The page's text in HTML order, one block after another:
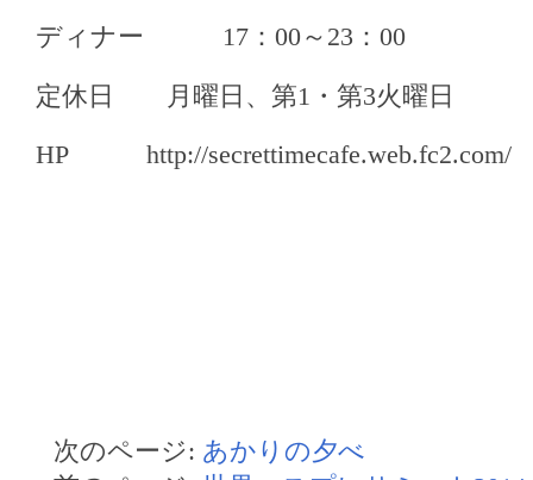
ディナー 17：00～23：00
定休日 月曜日、第1・第3火曜日
HP http://secrettimecafe.web.fc2.com/
次のページ: あかりの夕べ